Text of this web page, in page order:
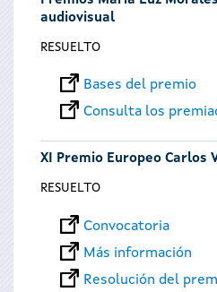
audiovisual
RESUELTO
Bases del premio
Consulta los
XI Premio Europeo Carlos
RESUELTO
Convocatoria
Más información
Resolución del